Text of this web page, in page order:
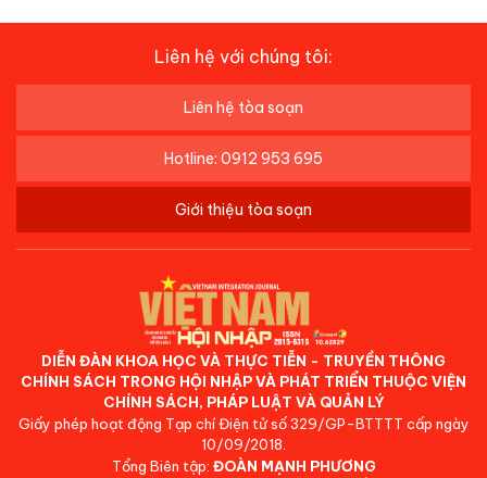
Liên hệ với chúng tôi:
Liên hệ tòa soạn
Hotline: 0912 953 695
Giới thiệu tòa soạn
DIỄN ĐÀN KHOA HỌC VÀ THỰC TIỄN - TRUYỀN THÔNG
CHÍNH SÁCH TRONG HỘI NHẬP VÀ PHÁT TRIỂN THUỘC VIỆN
CHÍNH SÁCH, PHÁP LUẬT VÀ QUẢN LÝ
Giấy phép hoạt động Tạp chí Điện tử số 329/GP-BTTTT cấp ngày
10/09/2018.
Tổng Biên tập: ĐOÀN MẠNH PHƯƠNG